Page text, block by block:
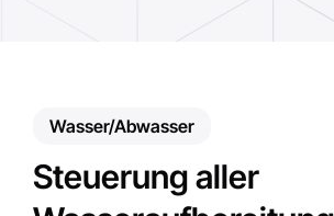
Wasser/Abwasser
Steuerung aller